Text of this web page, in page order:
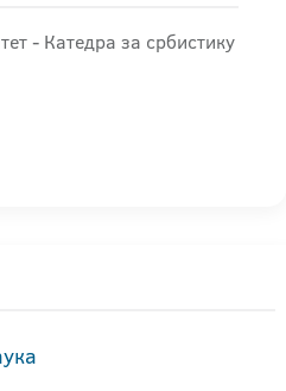
- Катедра за србистику